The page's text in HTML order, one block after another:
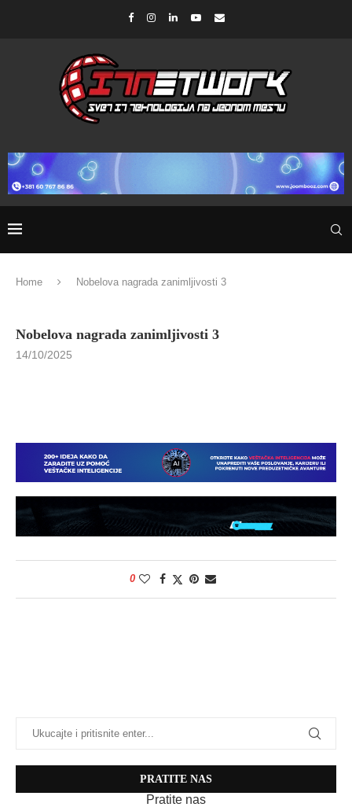
Home Nobelova nagrada zanimljivosti 3
Nobelova nagrada zanimljivosti 3
14/10/2025
0
PRATITE NAS
Pratite nas